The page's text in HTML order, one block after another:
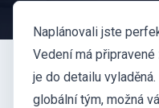
Naplánovali jste
Vedení má
je do detailu
globální tým, možná